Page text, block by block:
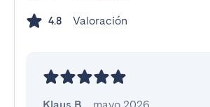
4.8 Valoración